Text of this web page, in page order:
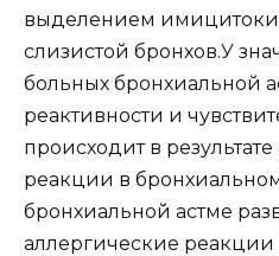
выделением
слизистой бронхов.У
больных бронхиальной
реактивности и
происходит в
реакции в
бронхиальной астме
аллергические реакции